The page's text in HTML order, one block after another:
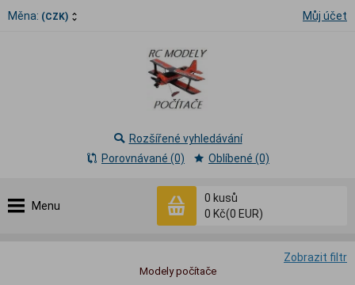
Měna: (CZK) Můj účet
Menu
0 kusů
0 Kč(0 EUR)
Rozšířené vyhledávání
Porovnávané (0)
Oblíbené (0)
Zobrazit filtr
Modely počítače